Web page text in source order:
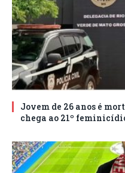
Jovem de 26 anos é
chega ao 21º